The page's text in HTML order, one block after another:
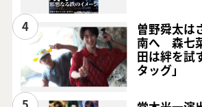
4
曽野舜太は
南へ 森七
田は絆を試
タッグ」